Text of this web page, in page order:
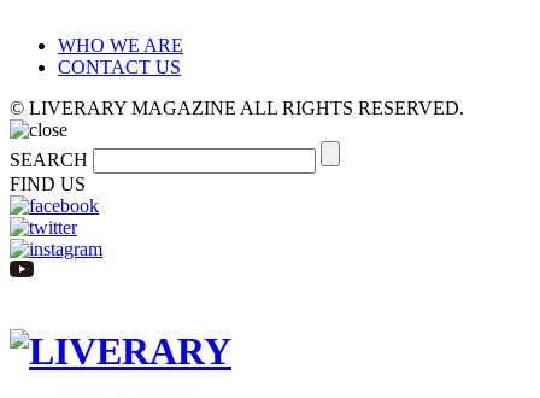
WHO WE ARE
CONTACT US
© LIVERARY MAGAZINE ALL RIGHTS RESERVED.
SEARCH
FIND US